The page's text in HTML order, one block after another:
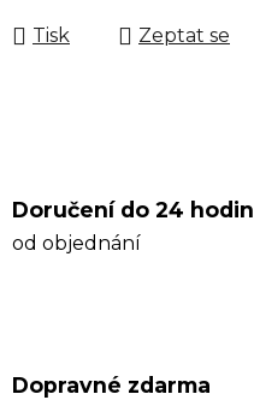
Tisk Zeptat se
Doručení do 24 hodin
od objednání
Dopravné zdarma